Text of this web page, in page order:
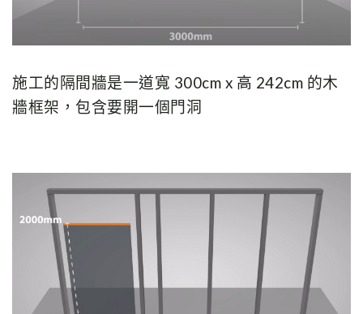
施工的隔間牆是一道寬 300cm x 高 242cm 的木
牆框架，包含要開一個門洞